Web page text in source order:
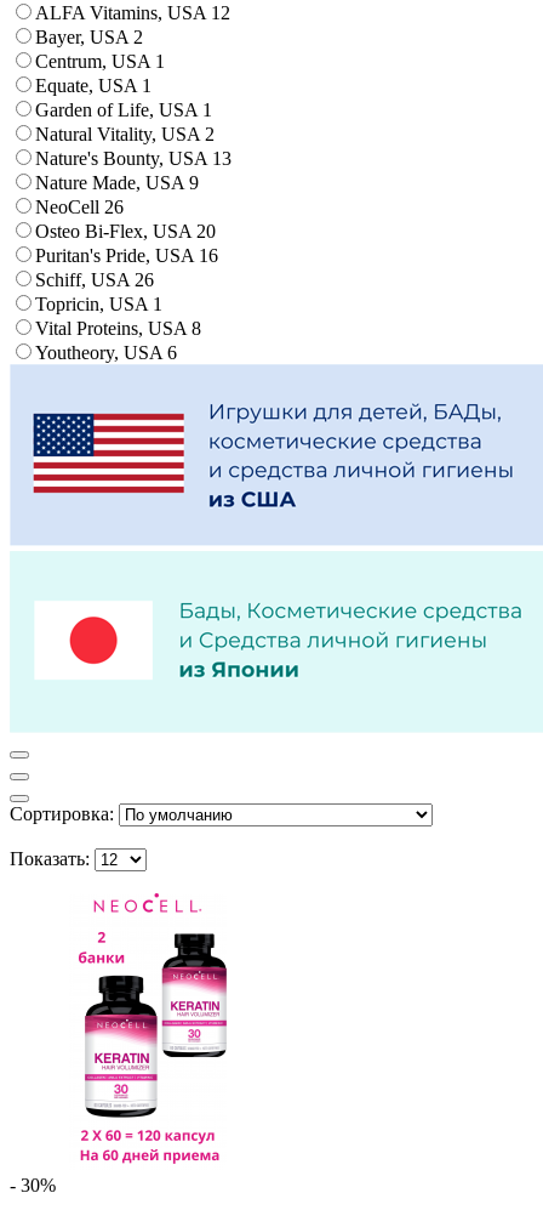
ALFA Vitamins, USA 12
Bayer, USA 2
Centrum, USA 1
Equate, USA 1
Garden of Life, USA 1
Natural Vitality, USA 2
Nature's Bounty, USA 13
Nature Made, USA 9
NeoCell 26
Osteo Bi-Flex, USA 20
Puritan's Pride, USA 16
Schiff, USA 26
Topricin, USA 1
Vital Proteins, USA 8
Youtheory, USA 6
Сортировка:
Показать:
- 30%